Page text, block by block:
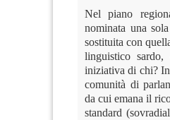
Nel piano
nominata una
sostituita con
linguistico
iniziativa di chi?
comunità di
da cui emana il
standard